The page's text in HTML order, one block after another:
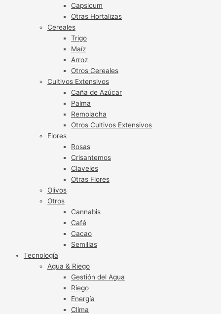
Capsicum
Otras Hortalizas
Cereales
Trigo
Maíz
Arroz
Otros Cereales
Cultivos Extensivos
Caña de Azúcar
Palma
Remolacha
Otros Cultivos Extensivos
Flores
Rosas
Crisantemos
Claveles
Otras Flores
Olivos
Otros
Cannabis
Café
Cacao
Semillas
Tecnología
Agua & Riego
Gestión del Agua
Riego
Energía
Clima